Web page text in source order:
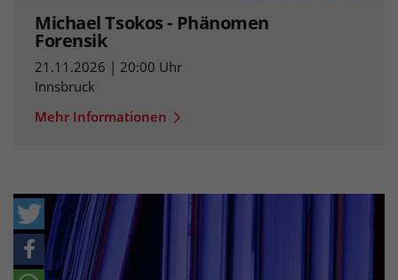
Michael Tsokos - Phänomen
Forensik
21.11.2026 | 20:00 Uhr
Innsbruck
Mehr Informationen